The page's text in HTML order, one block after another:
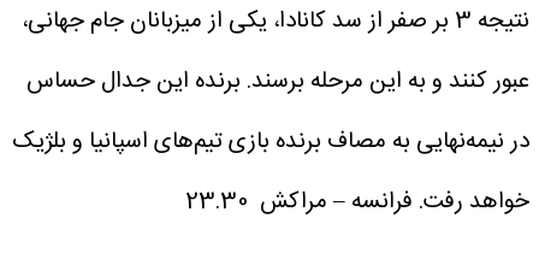
نتیجه 3 بر صفر از سد کانادا، یکی از میزبانان جام جهانی،
عبور کنند و به این مرحله برسند. برنده این جدال حساس
در نیمه‌نهایی به مصاف برنده بازی تیم‌های اسپانیا و بلژیک
خواهد رفت. فرانسه – مراکش 23.30